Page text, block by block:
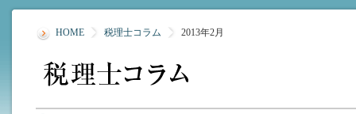
HOME 税理士コラム 2013年2月